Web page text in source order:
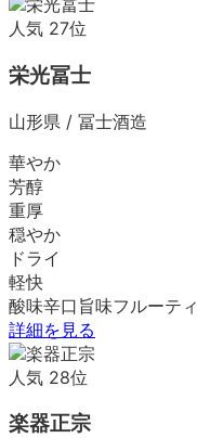
人気 27位
栄光冨士
山形県 / 冨士酒造
華やか
芳醇
重厚
穏やか
ドライ
軽快
酸味辛口 旨味フルーティ
詳細を見る
人気 28位
楽器正宗